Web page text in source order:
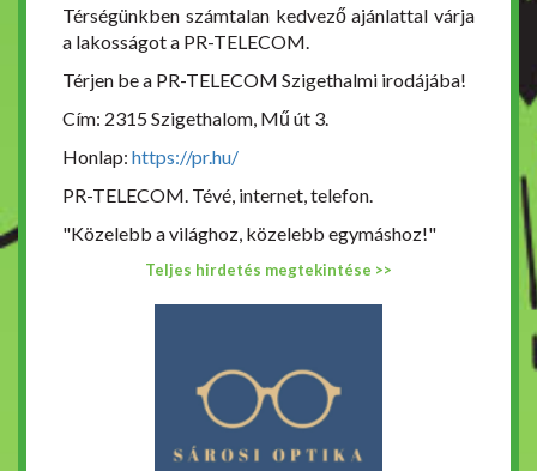
Térségünkben számtalan kedvező ajánlattal várja
a lakosságot a PR-TELECOM.
Térjen be a PR-TELECOM Szigethalmi irodájába!
Cím: 2315 Szigethalom, Mű út 3.
Honlap: https://pr.hu/
PR-TELECOM. Tévé, internet, telefon.
"Közelebb a világhoz, közelebb egymáshoz!"
Teljes hirdetés megtekintése >>